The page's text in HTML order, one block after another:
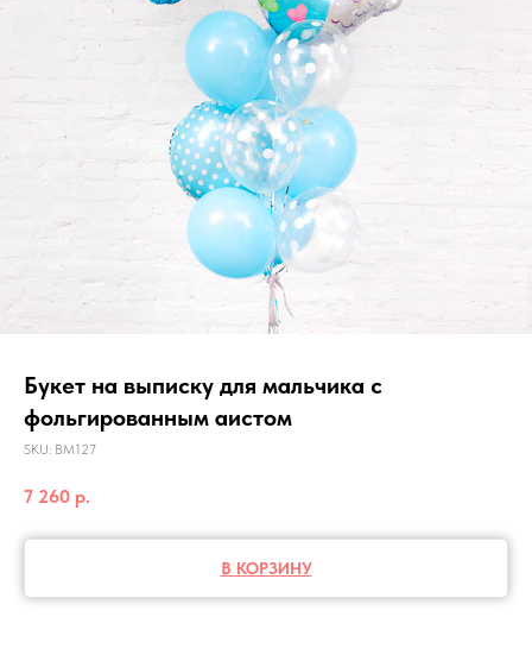
Букет на выписку для мальчика с
фольгированным аистом
SKU: ВМ127
7 260 р.
В КОРЗИНУ